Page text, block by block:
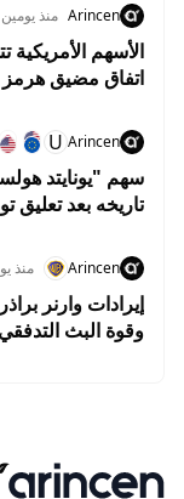
Arincen منذ يومين
الأسهم
اتفاق مضيق هرمز
Arincen
U
سهم "يونايتد
تاريخه بعد تعليق
Arincen منذ
إيرادات وارنر
وقوة البث التدفقي